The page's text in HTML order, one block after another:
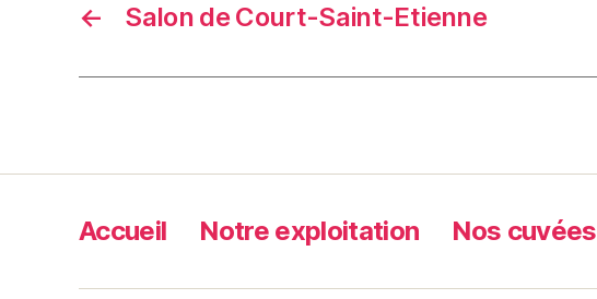
← Salon de Court-Saint-Etienne
Accueil Notre exploitation Nos cuvées